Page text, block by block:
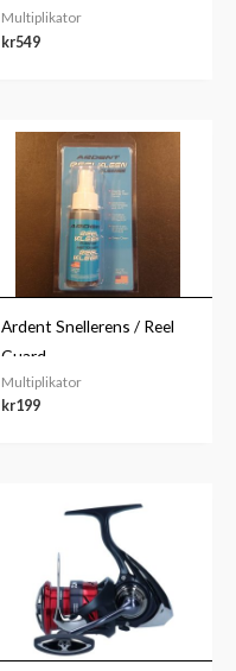
Multiplikator
kr549
Ardent Snellerens / Reel
Guard
Multiplikator
kr199
kr819
til
kr1,059